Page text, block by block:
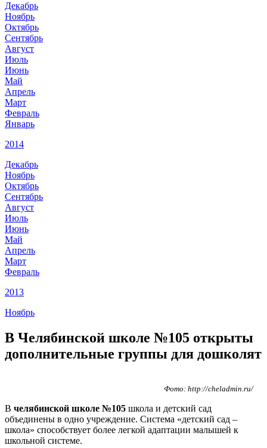
Декабрь
Ноябрь
Октябрь
Сентябрь
Август
Июль
Июнь
Май
Апрель
Март
Февраль
Январь
2014
Декабрь
Ноябрь
Октябрь
Сентябрь
Август
Июль
Июнь
Май
Апрель
Март
Февраль
2013
Ноябрь
В Челябинской школе №105 открыты
дополнительные группы для дошколят
Фото: http://cheladmin.ru/
В челябинской школе №105 школа и детский сад
объединены в одно учреждение. Система «детский сад –
школа» способствует более легкой адаптации малышей к
школьной системе.